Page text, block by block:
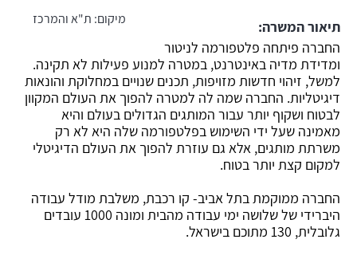
מיקום: ת"א והמרכז
תיאור המשרה:
החברה פיתחה פלטפורמה לניטור
ומדידת מדיה באינטרנט, במטרה למנוע פעילות לא תקינה.
למשל, זיהוי חדשות מזויפות, תכנים שנויים במחלוקת והונאות
דיגיטליות. החברה שמה לה למטרה להפוך את העולם המקוון
לבטוח ושקוף יותר עבור המותגים הגדולים בעולם והיא
מאמינה שעל ידי השימוש בפלטפורמה שלה היא לא רק
משרתת מותגים, אלא גם עוזרת להפוך את העולם הדיגיטלי
למקום קצת יותר בטוח.
החברה ממוקמת בתל אביב- קו רכבת, משלבת מודל עבודה
היברידי של שלושה ימי עבודה מהבית ומונה 1000 עובדים
גלובלית, 130 מתוכם בישראל.